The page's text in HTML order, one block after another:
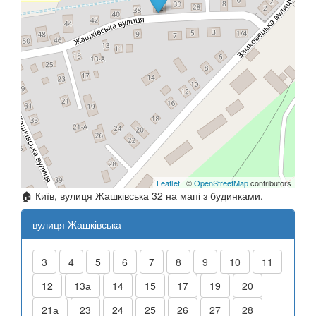
Leaflet | ©OpenStreetMapcontributors
🏠 Київ, вулиця Жашківська 32 на мапі з будинками.
вулиця Жашківська
3 4 5 6 7 8 9 10
11
12
13а 14 15 17 19
20
21а
23 24 25 26 27 28